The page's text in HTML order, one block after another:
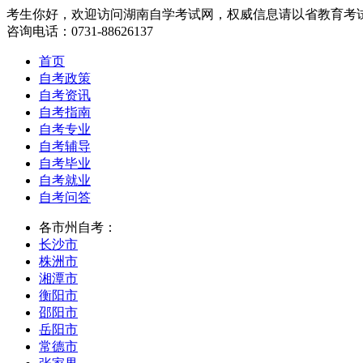
考生你好，欢迎访问湖南自学考试网，权威信息请以省教育考
咨询电话：0731-88626137
首页
自考政策
自考资讯
自考指南
自考专业
自考辅导
自考毕业
自考就业
自考问答
各市州自考：
长沙市
株洲市
湘潭市
衡阳市
邵阳市
岳阳市
常德市